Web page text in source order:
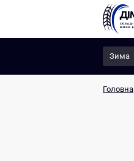
Сезон
Головна